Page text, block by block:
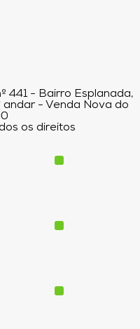
441 - Bairro Esplanada,
andar - Venda Nova do
os direitos